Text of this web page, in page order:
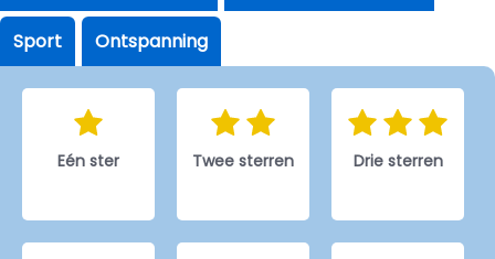
Eén ster Twee sterren Drie sterren
Sport Ontspanning